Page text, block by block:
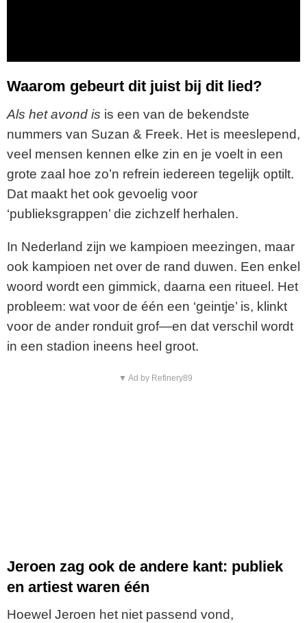
a
y
V
i
d
e
o
Waarom gebeurt dit juist bij dit lied?
Als het avond is is een van de bekendste
nummers van Suzan & Freek. Het is meeslepend,
veel mensen kennen elke zin en je voelt in een
grote zaal hoe zo’n refrein iedereen tegelijk optilt.
Dat maakt het ook gevoelig voor
‘publieksgrappen’ die zichzelf herhalen.
In Nederland zijn we kampioen meezingen, maar
ook kampioen net over de rand duwen. Een enkel
woord wordt een gimmick, daarna een ritueel. Het
probleem: wat voor de één een ‘geintje’ is, klinkt
voor de ander ronduit grof—en dat verschil wordt
in een stadion ineens heel groot.
▼ Ad by Refinery89
Jeroen zag ook de andere kant: publiek
en artiest waren één
Hoewel Jeroen het niet passend vond,